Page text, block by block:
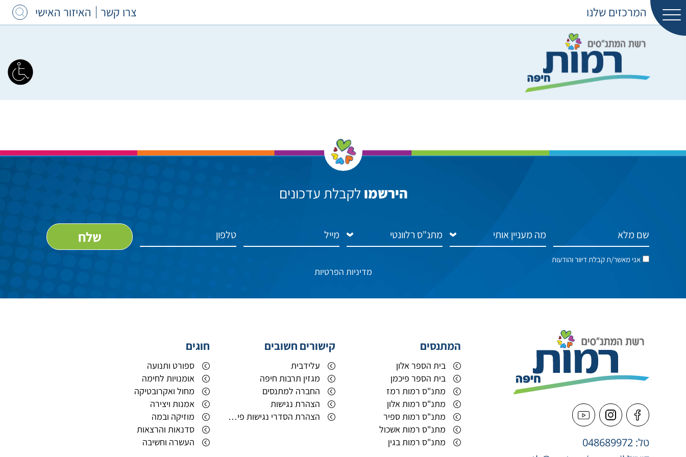
המרכזים שלנו צרו קשר האיזור האישי
הירשמו לקבלת עדכונים
אני מאשר/ת קבלת דיוור והודעות
מדיניות הפרטיות
טל: 048689972
המתנסים
בית הספר אלון
בית הספר פיכמן
מתנ"ס רמות רמז
מתנ"ס רמות אלון
מתנ"ס רמות ספיר
מתנ"ס רמות אשכול
מתנ"ס רמות בגין
קישורים חשובים
עלידבית
מגזין תרבות חיפה
החברה למתנסים
הצהרת נגישות
הצהרת הסדרי נגישות פיזיים
חוגים
ספורט ותנועה
אומנויות לחימה
מחול ואקרובטיקה
אמנות ויצירה
מוזיקה ובמה
סדנאות והרצאות
העשרה וחשיבה